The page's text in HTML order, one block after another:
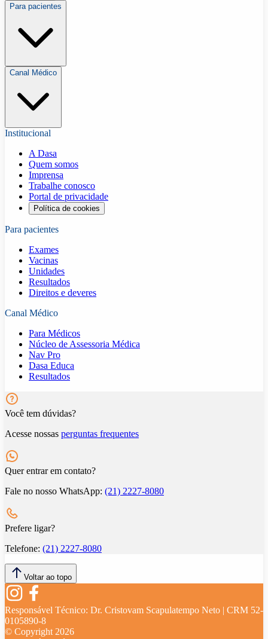
Para pacientes
Canal Médico
Institucional
A Dasa
Quem somos
Imprensa
Trabalhe conosco
Portal de privacidade
Política de cookies
Para pacientes
Exames
Vacinas
Unidades
Resultados
Direitos e deveres
Canal Médico
Para Médicos
Núcleo de Assessoria Médica
Nav Pro
Dasa Educa
Resultados
Você tem dúvidas?
Acesse nossas perguntas frequentes
Quer entrar em contato?
Fale no nosso WhatsApp: (21) 2227-8080
Prefere ligar?
Telefone: (21) 2227-8080
Voltar ao topo
Responsável Técnico: Dr. Cristovam Scapulatempo Neto | CRM 52-
0105890-8
© Copyright2026